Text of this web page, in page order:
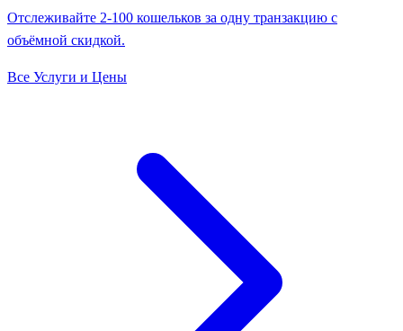
Отслеживайте 2-100 кошельков за одну транзакцию с
объёмной скидкой.
Все Услуги и Цены